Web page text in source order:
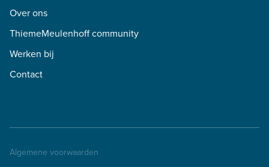
Over ons
ThiemeMeulenhoff community
Werken bij
Contact
Algemene voorwaarden